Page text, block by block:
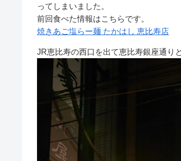
ってしまいました。
前回食べた情報はこちらです。
焼きあご塩らー麺 たかはし 恵比寿店
JR恵比寿の西口を出て恵比寿銀座通り